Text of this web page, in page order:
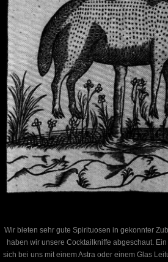
Wir bieten sehr gute Spirituosen in gekonnter
haben wir unsere Cocktailkniffe abgeschaut.
sich bei uns mit einem Astra oder einem Glas